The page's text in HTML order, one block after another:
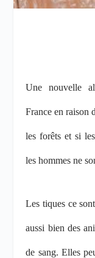
Une nouvelle
France en raison
les forêts et si
les hommes ne
Les tiques ce
aussi bien des
de sang. Elles